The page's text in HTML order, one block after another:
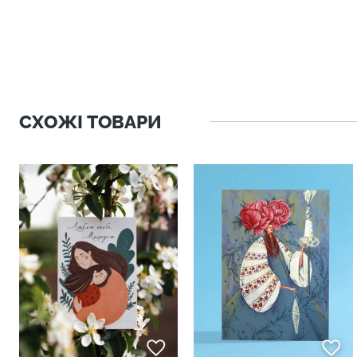
СХОЖІ ТОВАРИ